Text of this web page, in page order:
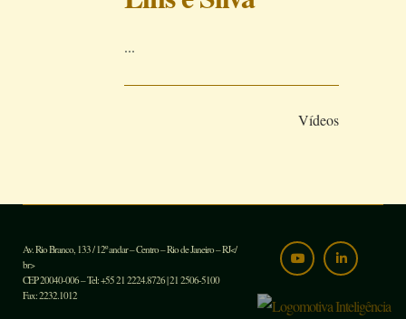
...
Vídeos
Av. Rio Branco, 133 / 12º andar – Centro – Rio de Janeiro – RJ</
br>
CEP 20040-006 – Tel: +55 21 2224.8726 | 21 2506-5100
Fax: 2232.1012